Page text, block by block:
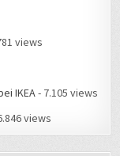
views
IKEA- 7.105 views
views